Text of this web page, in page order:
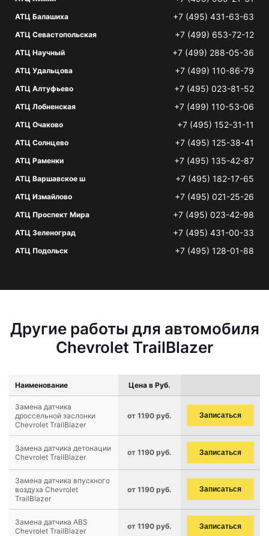
АТЦ Балашиха +7 (495) 431-63-63
АТЦ Севастопольская +7 (499) 653-72-12
АТЦ Научный +7 (499) 288-05-36
АТЦ Удальцова +7 (499) 110-86-79
АТЦ Алтуфьево +7 (495) 023-81-52
АТЦ Лобненская +7 (499) 110-53-06
АТЦ Очаково +7 (495) 152-31-11
АТЦ Солнцево +7 (495) 125-38-41
АТЦ Раменки +7 (495) 135-42-87
АТЦ Варшавское ш +7 (495) 182-17-65
АТЦ Измайлово +7 (495) 021-25-26
АТЦ Проспект Мира +7 (495) 023-42-98
АТЦ Зеленоград +7 (495) 431-00-33
АТЦ Подольск +7 (495) 128-01-88
Другие работы для автомобиля
Chevrolet TrailBlazer
Наименование Цена в Руб.
Замена датчика
дроссельной заслонки
Chevrolet TrailBlazer
от 1190 руб. Записаться
Замена датчика детонации
Chevrolet TrailBlazer
от 1190 руб. Записаться
Замена датчика впускного
воздуха Chevrolet
TrailBlazer
от 1190 руб. Записаться
Замена датчика ABS
Chevrolet TrailBlazer
от 1190 руб. Записаться